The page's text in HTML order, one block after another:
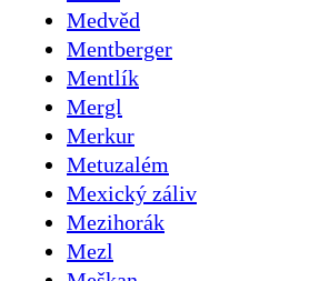
Medvěd
Mentberger
Mentlík
Mergl
Merkur
Metuzalém
Mexický záliv
Mezihorák
Mezl